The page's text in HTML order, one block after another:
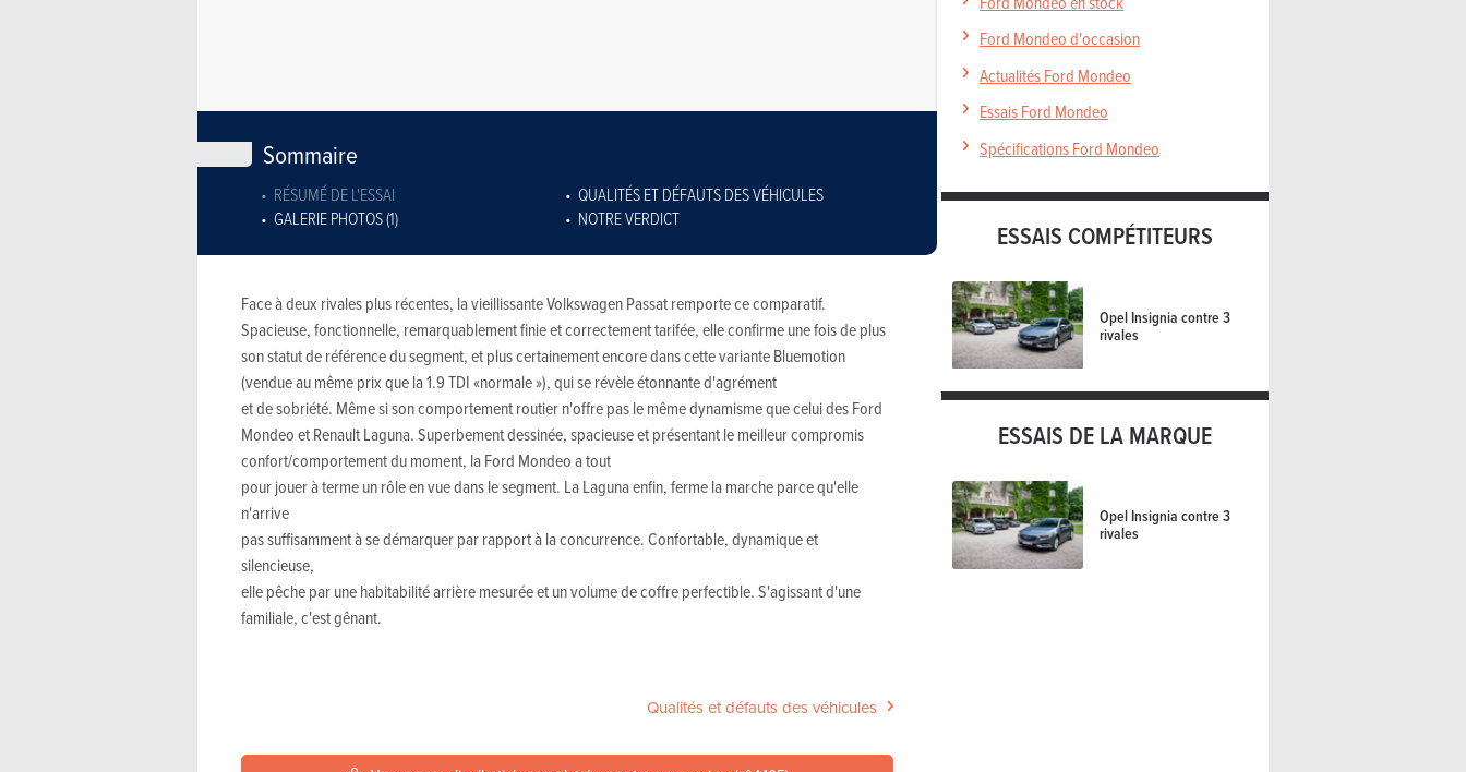
Sommaire
RÉSUMÉ DE L'ESSAI
QUALITÉS ET DÉFAUTS DES VÉHICULES
GALERIE PHOTOS (1)
NOTRE VERDICT
Face à deux rivales plus récentes, la vieillissante Volkswagen Passat remporte ce comparatif.
Spacieuse, fonctionnelle, remarquablement finie et correctement tarifée, elle confirme une fois de plus
son statut de référence du segment, et plus certainement encore dans cette variante Bluemotion
(vendue au même prix que la 1.9 TDI «normale »), qui se révèle étonnante d'agrément
et de sobriété. Même si son comportement routier n'offre pas le même dynamisme que celui des Ford
Mondeo et Renault Laguna. Superbement dessinée, spacieuse et présentant le meilleur compromis
confort/comportement du moment, la Ford Mondeo a tout
pour jouer à terme un rôle en vue dans le segment. La Laguna enfin, ferme la marche parce qu'elle
n'arrive
pas suffisamment à se démarquer par rapport à la concurrence. Confortable, dynamique et
silencieuse,
elle pêche par une habitabilité arrière mesurée et un volume de coffre perfectible. S'agissant d'une
familiale, c'est gênant.
Qualités et défauts des véhicules
Ford Mondeo d'occasion
Actualités Ford Mondeo
Essais Ford Mondeo
Spécifications Ford Mondeo
ESSAIS COMPÉTITEURS
Opel Insignia contre 3
rivales
ESSAIS DE LA MARQUE
Opel Insignia contre 3
rivales